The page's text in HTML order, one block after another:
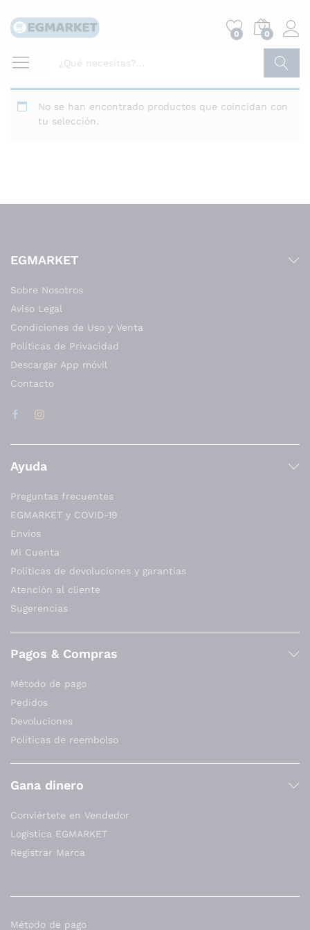
0 0
Buscar
No se han encontrado productos que coincidan con
tu selección.
EGMARKET
Sobre Nosotros
Aviso Legal
Condiciones de Uso y Venta
Políticas de Privacidad
Descargar App móvil
Contacto
Ayuda
Preguntas frecuentes
EGMARKET y COVID-19
Envíos
Mi Cuenta
Políticas de devoluciones y garantías
Atención al cliente
Sugerencias
Pagos & Compras
Método de pago
Pedidos
Devoluciones
Políticas de reembolso
Gana dinero
Conviértete en Vendedor
Logística EGMARKET
Registrar Marca
Método de pago